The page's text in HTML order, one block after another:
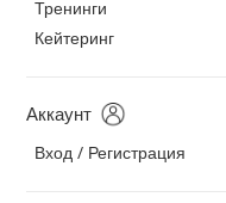
Тренинги
Кейтеринг
Аккаунт
Вход / Регистрация